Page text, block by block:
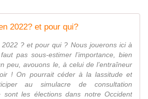
2022? et pour qui?
? et pour qui ? Nous jouerons ici à
pas sous-estimer l’importance, bien
peu, avouons le, à celui de l’entraîneur
! On pourrait céder à la lassitude et
au simulacre de consultation
sont les élections dans notre Occident